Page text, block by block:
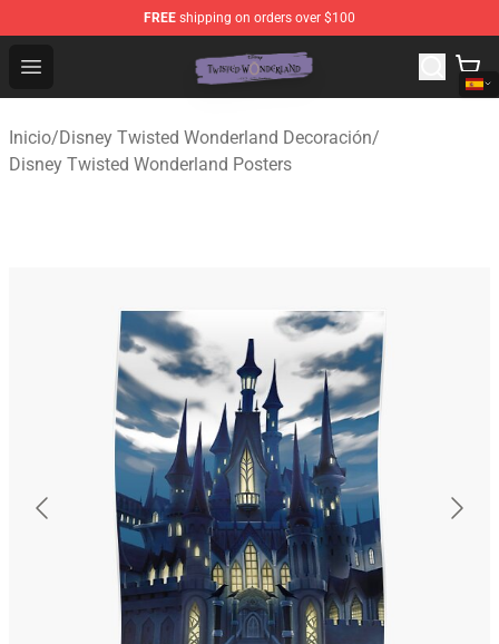
FREE shipping on orders over $100
Open menu
Twisted Wonderland Store - Official Twisted
Inicio/Disney Twisted Wonderland Decoración/
Disney Twisted Wonderland Posters